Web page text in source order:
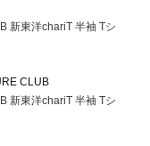
新東洋chariT 半袖 Tシ
CLUB
新東洋chariT 半袖 Tシ